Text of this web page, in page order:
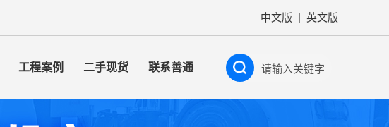
中文版 | 英文版
工程案例 二手现货 联系善通